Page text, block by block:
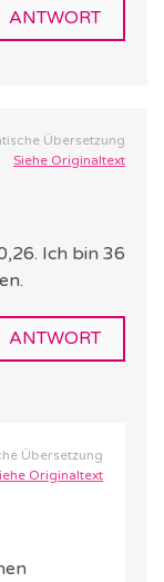
ANTWORT
Übersetzung
Siehe Originaltext
Ich bin 36
ANTWORT
Übersetzung
Originaltext